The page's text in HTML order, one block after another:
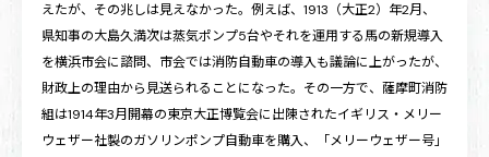
えたが、その兆しは見えなかった。例えば、1913（大正2）年2月、
県知事の大島久満次は蒸気ポンプ5台やそれを運用する馬の新規導入
を横浜市会に諮問、市会では消防自動車の導入も議論に上がったが、
財政上の理由から見送られることになった。その一方で、薩摩町消防
組は1914年3月開幕の東京大正博覧会に出陳されたイギリス・メリー
ウェザー社製のガソリンポンプ自動車を購入、「メリーウェザー号」